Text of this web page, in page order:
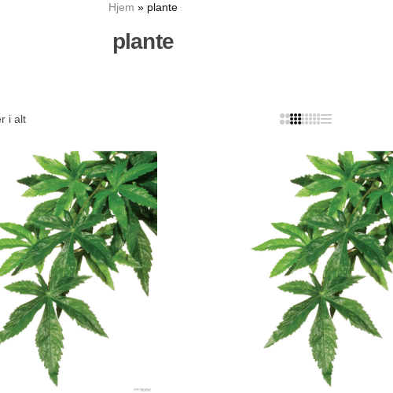
Hjem » plante
plante
i alt